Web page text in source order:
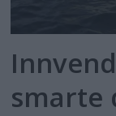
smarte